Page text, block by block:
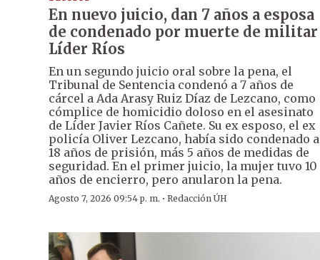
En nuevo juicio, dan 7 años a esposa
de condenado por muerte de militar
Líder Ríos
En un segundo juicio oral sobre la pena, el
Tribunal de Sentencia condenó a 7 años de
cárcel a Ada Arasy Ruiz Díaz de Lezcano, como
cómplice de homicidio doloso en el asesinato
de Líder Javier Ríos Cañete. Su ex esposo, el ex
policía Oliver Lezcano, había sido condenado a
18 años de prisión, más 5 años de medidas de
seguridad. En el primer juicio, la mujer tuvo 10
años de encierro, pero anularon la pena.
Agosto 7, 2026 09:54 p. m. · Redacción ÚH